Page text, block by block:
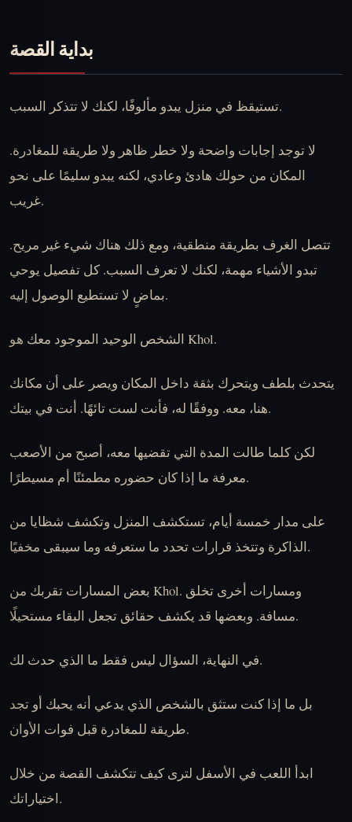
بداية القصة
تستيقظ في منزل يبدو مألوفًا، لكنك لا تتذكر السبب.
لا توجد إجابات واضحة ولا خطر ظاهر ولا طريقة للمغادرة.
المكان من حولك هادئ وعادي، لكنه يبدو سليمًا على نحو
غريب.
تتصل الغرف بطريقة منطقية، ومع ذلك هناك شيء غير مريح.
تبدو الأشياء مهمة، لكنك لا تعرف السبب. كل تفصيل يوحي
بماضٍ لا تستطيع الوصول إليه.
الشخص الوحيد الموجود معك هو Khol.
يتحدث بلطف ويتحرك بثقة داخل المكان ويصر على أن مكانك
هنا، معه. ووفقًا له، فأنت لست تائهًا. أنت في بيتك.
لكن كلما طالت المدة التي تقضيها معه، أصبح من الأصعب
معرفة ما إذا كان حضوره مطمئنًا أم مسيطرًا.
على مدار خمسة أيام، تستكشف المنزل وتكشف شظايا من
الذاكرة وتتخذ قرارات تحدد ما ستعرفه وما سيبقى مخفيًا.
بعض المسارات تقربك من Khol. ومسارات أخرى تخلق
مسافة. وبعضها قد يكشف حقائق تجعل البقاء مستحيلًا.
في النهاية، السؤال ليس فقط ما الذي حدث لك.
بل ما إذا كنت ستثق بالشخص الذي يدعي أنه يحبك أو تجد
طريقة للمغادرة قبل فوات الأوان.
ابدأ اللعب في الأسفل لترى كيف تتكشف القصة من خلال
اختياراتك.